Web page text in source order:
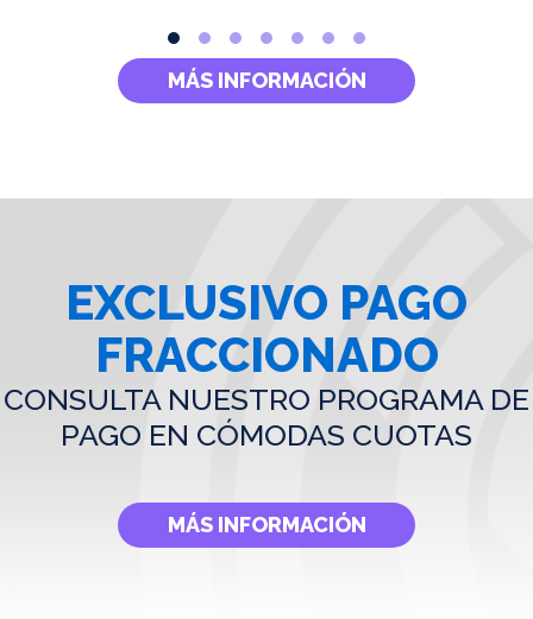
MÁS INFORMACIÓN
EXCLUSIVO PAGO
FRACCIONADO
CONSULTA NUESTRO PROGRAMA DE
PAGO EN CÓMODAS CUOTAS
MÁS INFORMACIÓN